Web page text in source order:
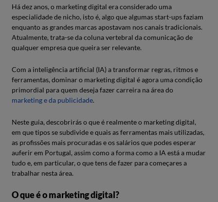
Há dez anos, o marketing digital era considerado uma
especialidade de nicho, isto é, algo que algumas start-ups faziam
enquanto as grandes marcas apostavam nos canais tradicionais.
Atualmente, trata-se da coluna vertebral da comunicação de
qualquer empresa que queira ser relevante.
Com a inteligência artificial (IA) a transformar regras, ritmos e
ferramentas, dominar o marketing digital é agora uma condição
primordial para quem deseja fazer carreira na área do
marketing e da publicidade.
Neste guia, descobrirás o que é realmente o marketing digital,
em que tipos se subdivide e quais as ferramentas mais utilizadas,
as profissões mais procuradas e os salários que podes esperar
auferir em Portugal, assim como a forma como a IA está a mudar
tudo e, em particular, o que tens de fazer para começares a
trabalhar nesta área.
O que é o marketing digital?